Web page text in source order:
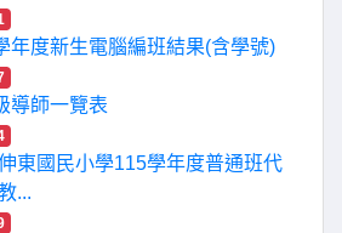
年度新生電腦編班結果(含學號)
導師一覽表
東國民小學115學年度普通班代
...